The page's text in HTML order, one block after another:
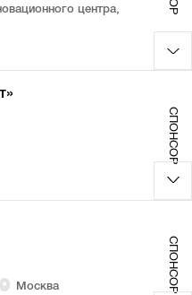
центра,
СПОНСОР
Москва СПОНСОР